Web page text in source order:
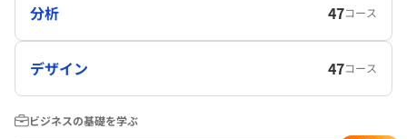
分析 47コース
デザイン 47コース
ビジネスの基礎を学ぶ